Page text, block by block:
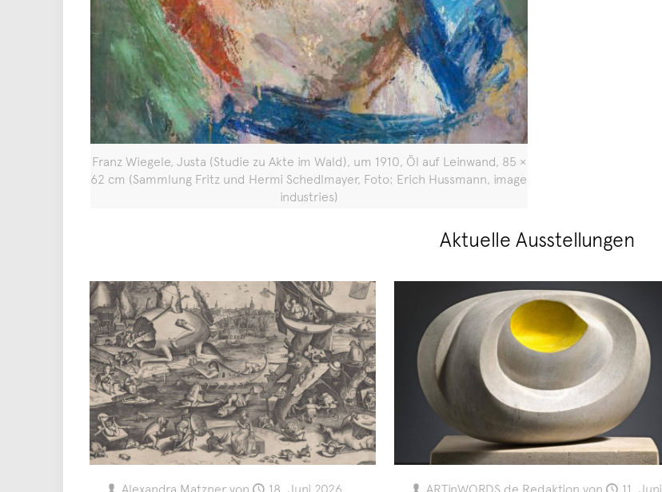
Franz Wiegele, Justa (Studie zu Akte im Wald), um 1910, Öl auf Leinwand, 85 ×
62 cm (Sammlung Fritz und Hermi Schedlmayer, Foto: Erich Hussmann, image
industries)
Aktuelle Ausstellungen
Alexandra Matznervon 18. Juni 2026 ARTinWORDS.de Redaktion von 11. Juni